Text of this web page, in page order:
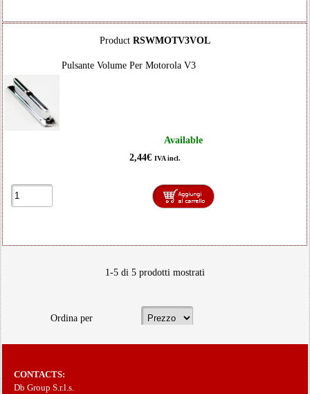
Product RSWMOTV3VOL
Pulsante Volume Per Motorola V3
Available
2,44€ IVA incl.
1-5 di 5 prodotti mostrati
Ordina per
CONTACTS:
Db Group S.r.l.s.